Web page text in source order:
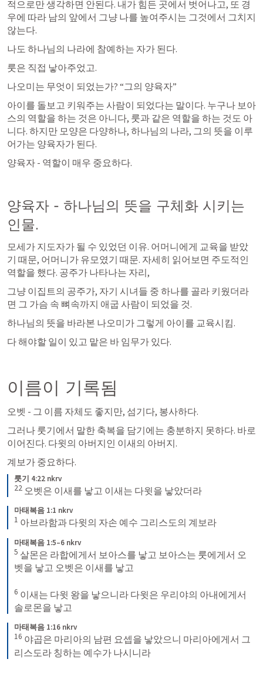
적으로만 생각하면 안된다. 내가 힘든 곳에서 벗어나고, 또 경
우에 따라 남의 앞에서 그냥 나를 높여주시는 그것에서 그치지
않는다.
나도 하나님의 나라에 참예하는 자가 된다.
룻은 직접 낳아주었고.
나오미는 무엇이 되었는가? “그의 양육자”
아이를 돌보고 키워주는 사람이 되었다는 말이다. 누구나 보아
스의 역할을 하는 것은 아니다, 룻과 같은 역할을 하는 것도 아
니다. 하지만 모양은 다양하나, 하나님의 나라, 그의 뜻을 이루
어가는 양육자가 된다.
양육자 - 역할이 매우 중요하다.
양육자 - 하나님의 뜻을 구체화 시키는
인물.
모세가 지도자가 될 수 있었던 이유. 어머니에게 교육을 받았
기 때문, 어머니가 유모였기 때문. 자세히 읽어보면 주도적인
역할을 했다. 공주가 나타나는 자리,
그냥 이집트의 공주가, 자기 시녀들 중 하나를 골라 키웠더라
면 그 가슴 속 뼈속까지 애굽 사람이 되었을 것.
하나님의 뜻을 바라본 나오미가 그렇게 아이를 교육시킴.
다 해야할 일이 있고 맡은 바 임무가 있다.
이름이 기록됨
오벳 - 그 이름 자체도 좋지만, 섬기다, 봉사하다.
그러나 룻기에서 말한 축복을 담기에는 충분하지 못하다. 바로
이어진다. 다윗의 아버지인 이새의 아버지.
계보가 중요하다.
룻기 4:22 nkrv
22 오벳은 이새를 낳고 이새는 다윗을 낳았더라
마태복음 1:1 nkrv
1 아브라함과 다윗의 자손 예수 그리스도의 계보라
마태복음 1:5–6 nkrv
5 살몬은 라합에게서 보아스를 낳고 보아스는 룻에게서 오
벳을 낳고 오벳은 이새를 낳고
6 이새는 다윗 왕을 낳으니라 다윗은 우리야의 아내에게서
솔로몬을 낳고
마태복음 1:16 nkrv
16 야곱은 마리아의 남편 요셉을 낳았으니 마리아에게서 그
리스도라 칭하는 예수가 나시니라